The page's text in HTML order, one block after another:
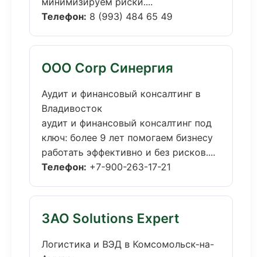
Телефон: 8 (993) 484 65 49
ООО Corp Синергия
Аудит и финансовый консалтинг в
Владивосток
аудит и финансовый консалтинг под
ключ: более 9 лет помогаем бизнесу
работать эффективно и без рисков....
Телефон: +7-900-263-17-21
ЗАО Solutions Expert
Логистика и ВЭД в Комсомольск-на-